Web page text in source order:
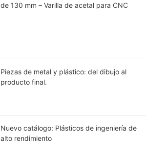
de 130 mm – Varilla de acetal para CNC
Piezas de metal y plástico: del dibujo al
producto final.
Nuevo catálogo: Plásticos de ingeniería de
alto rendimiento